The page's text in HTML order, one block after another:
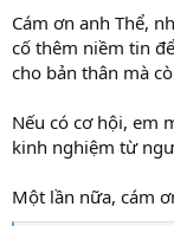
Cám ơn anh Thể,
cố thêm niềm tin
cho bản thân mà
Nếu có cơ hội, em
kinh nghiệm từ
Một lần nữa, cám